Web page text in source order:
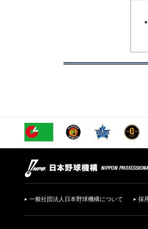
●
一般社団法人日本野球機構について 採